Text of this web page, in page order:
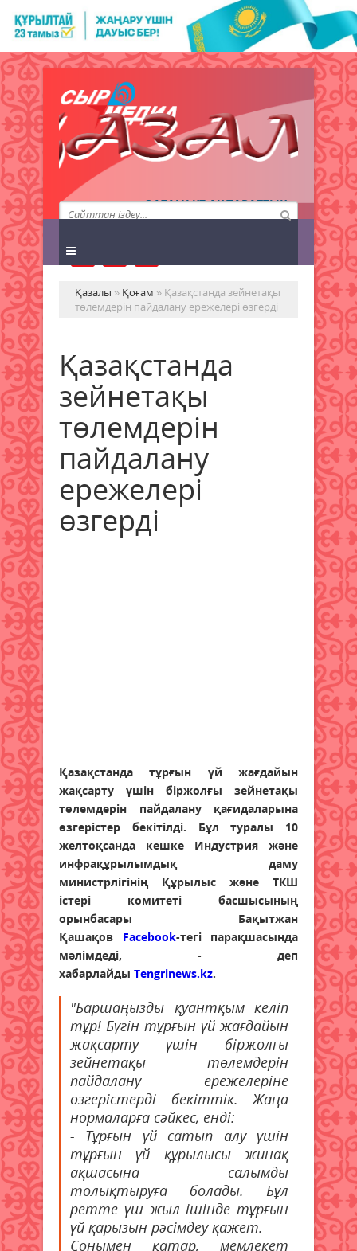
QAZALY.KZ АҚПАРАТТЫҚ
АГЕНТТІГІ
Қазалы » Қоғам » Қазақстанда зейнетақы
төлемдерін пайдалану ережелері өзгерді
Қазақстанда
зейнетақы
төлемдерін
пайдалану
ережелері
өзгерді
Қазақстанда тұрғын үй жағдайын
жақсарту үшін біржолғы зейнетақы
төлемдерін пайдалану қағидаларына
өзгерістер бекітілді. Бұл туралы 10
желтоқсанда кешке Индустрия және
инфрақұрылымдық даму
министрлігінің Құрылыс және ТКШ
істері комитеті басшысының
орынбасары Бақытжан
Қашақов Facebook-тегі парақшасында
мәлімдеді, - деп
хабарлайды Tengrinews.kz.
"Баршаңызды қуантқым келіп
тұр! Бүгін тұрғын үй жағдайын
жақсарту үшін біржолғы
зейнетақы төлемдерін
пайдалану ережелеріне
өзгерістерді бекіттік. Жаңа
нормаларға сәйкес, енді:
- Тұрғын үй сатып алу үшін
тұрғын үй құрылысы жинақ
ақшасына салымды
толықтыруға болады. Бұл
ретте үш жыл ішінде тұрғын
үй қарызын рәсімдеу қажет.
Сонымен қатар, мемлекет